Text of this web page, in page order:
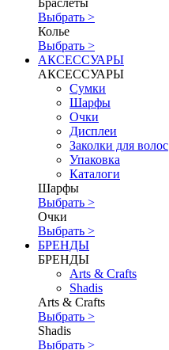
Браслеты
Выбрать >
Колье
Выбрать >
АКСЕССУАРЫ
АКСЕССУАРЫ
Сумки
Шарфы
Очки
Дисплеи
Заколки для волос
Упаковка
Каталоги
Шарфы
Выбрать >
Очки
Выбрать >
БРЕНДЫ
БРЕНДЫ
Аrts & Сrafts
Shadis
Аrts & Сrafts
Выбрать >
Shadis
Выбрать >